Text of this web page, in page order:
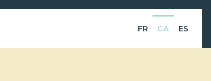
FR CA ES